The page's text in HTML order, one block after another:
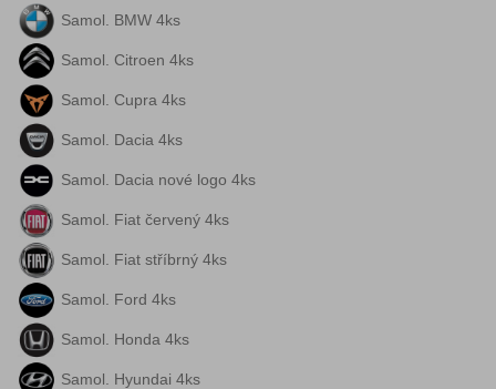
Samol. BMW 4ks
Samol. Citroen 4ks
Samol. Cupra 4ks
Samol. Dacia 4ks
Samol. Dacia nové logo 4ks
Samol. Fiat červený 4ks
Samol. Fiat stříbrný 4ks
Samol. Ford 4ks
Samol. Honda 4ks
Samol. Hyundai 4ks